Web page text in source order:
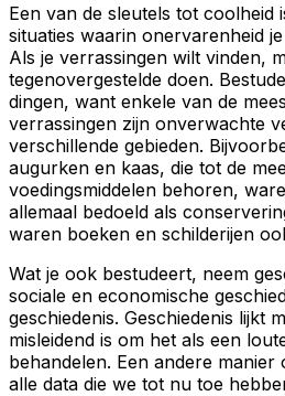
Een van de sleutels tot coolheid
situaties waarin onervarenheid
Als je verrassingen wilt vinden,
tegenovergestelde doen.
dingen, want enkele van de
verrassingen zijn onverwachte
verschillende gebieden.
augurken en kaas, die tot de
voedingsmiddelen behoren,
allemaal bedoeld als
waren boeken en schilderijen
Wat je ook bestudeert, neem
sociale en economische
geschiedenis. Geschiedenis lijkt
misleidend is om het als een
behandelen. Een andere manier
alle data die we tot nu toe